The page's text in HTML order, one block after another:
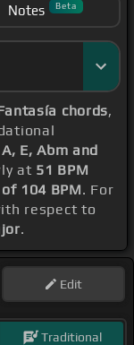
Notes Beta
chords,
E, Abm and
at 51 BPM
104 BPM. For
respect to
.
Edit
Traditional